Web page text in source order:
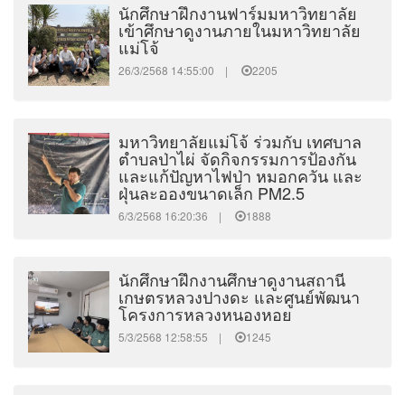
นักศึกษาฝึกงานฟาร์มมหาวิทยาลัย
เข้าศึกษาดูงานภายในมหาวิทยาลัย
แม่โจ้
26/3/2568 14:55:00 | 2205
มหาวิทยาลัยแม่โจ้ ร่วมกับ เทศบาล
ตำบลป่าไผ่ จัดกิจกรรมการป้องกัน
และแก้ปัญหาไฟป่า หมอกควัน และ
ฝุ่นละอองขนาดเล็ก PM2.5
6/3/2568 16:20:36 | 1888
นักศึกษาฝึกงานศึกษาดูงานสถานี
เกษตรหลวงปางดะ และศูนย์พัฒนา
โครงการหลวงหนองหอย
5/3/2568 12:58:55 | 1245